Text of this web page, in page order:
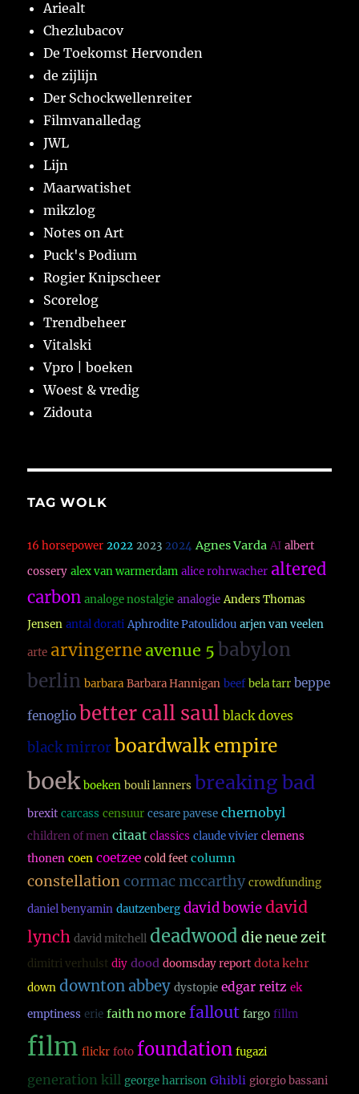
Ariealt
Chezlubacov
De Toekomst Hervonden
de zijlijn
Der Schockwellenreiter
Filmvanalledag
JWL
Lijn
Maarwatishet
mikzlog
Notes on Art
Puck's Podium
Rogier Knipscheer
Scorelog
Trendbeheer
Vitalski
Vpro | boeken
Woest & vredig
Zidouta
TAG WOLK
16 horsepower 2022 2023 2024 Agnes Varda AI albert
cossery alex van warmerdam alice rohrwacher altered
carbon analoge nostalgie analogie Anders Thomas
Jensen antal dorati Aphrodite Patoulidou arjen van veelen
arte arvingerne avenue 5 babylon
berlin barbara Barbara Hannigan beef bela tarr beppe
fenoglio better call saul black doves
black mirror boardwalk empire
boek boeken bouli lanners breaking bad
brexit carcass censuur cesare pavese chernobyl
children of men citaat classics claude vivier clemens
thonen coen coetzee cold feet column
constellationcormac mccarthy crowdfunding
daniel benyamin dautzenberg david bowie david
lynch david mitchell deadwood die neue zeit
dimitri verhulst diy dood doomsday report dota kehr
down downton abbey dystopie edgar reitz ek
emptiness erie faith no more fallout fargo fillm
film flickr foto foundation fugazi
generation kill george harrison Ghibli giorgio bassani